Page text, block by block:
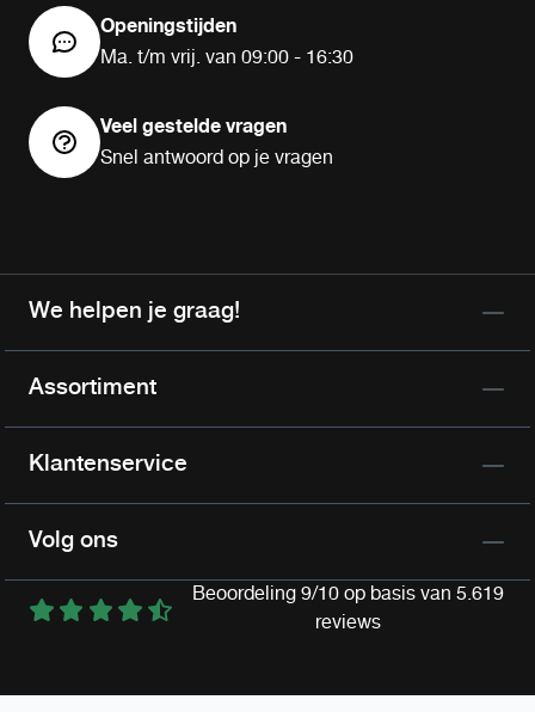
Openingstijden
Ma. t/m vrij. van 09:00 - 16:30
Veel gestelde vragen
Snel antwoord op je vragen
We helpen je graag!
Assortiment
Klantenservice
Volg ons
Beoordeling 9/10 op basis van 5.619
reviews